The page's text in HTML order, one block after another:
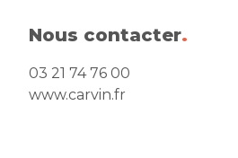
Nous contacter.
03 21 74 76 00
www.carvin.fr